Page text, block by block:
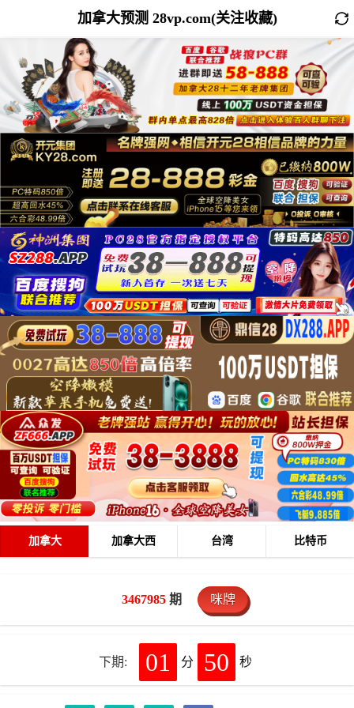
加拿大预测 28vp.com(关注收藏)
加拿大 加拿大西 台湾 比特币
3467985 期 咪牌
下期: 01 分 49 秒